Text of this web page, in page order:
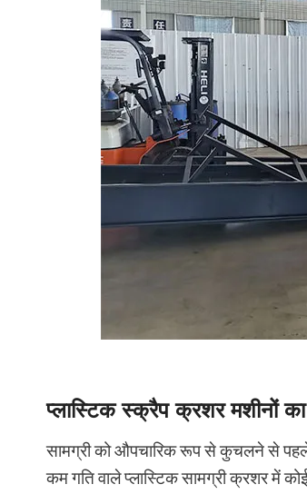
प्लास्टिक स्क्रैप क्रशर मशीनों का
सामग्री को औपचारिक रूप से कुचलने से
कम गति वाले प्लास्टिक सामग्री क्रशर में